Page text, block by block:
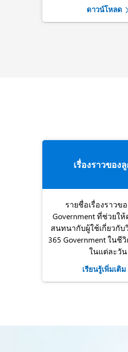
ดาวน์โหลด
เรื่องราวของ
รายชื่อเรื่องราวข
Government ที่ช่วยใ
สนทนากับผู้ใช้เกี่ยวกับ
365 Government ในชี
ในแต่ละวัน
เรียนรู้เพิ่มเติม